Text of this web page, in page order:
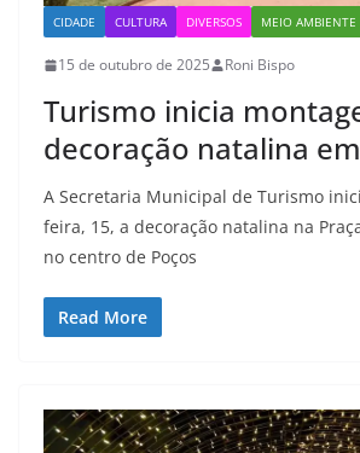
CIDADE CULTURA DIVERSOS MEIO AMBIENTE
15 de outubro de 2025 Roni Bispo
Turismo inicia
decoração natalina
A Secretaria Municipal de Turismo
feira, 15, a decoração natalina na
no centro de Poços
Read More